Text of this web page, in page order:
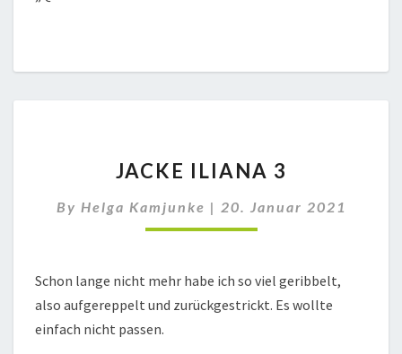
ILIANA
JACKE ILIANA 3
By Helga Kamjunke | 20. Januar 2021
Schon lange nicht mehr habe ich so viel geribbelt,
also aufgereppelt und zurückgestrickt. Es wollte
einfach nicht passen.